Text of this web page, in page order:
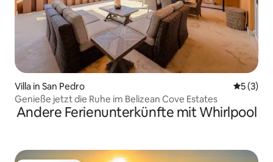
Villa in San Pedro
5 (3)
Genieße jetzt die Ruhe im Belizean Cove Estates
Andere Ferienunterkünfte mit Whirlpool